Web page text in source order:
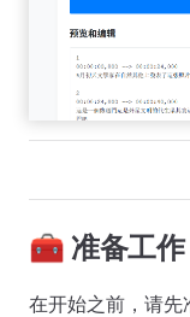
🧰 准备工作
在开始之前，请